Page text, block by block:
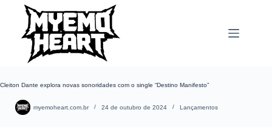
Cleiton Dante explora novas sonoridades com o single “Destino Manifesto”
myemoheart.com.br 24 de outubro de 2024 Lançamentos